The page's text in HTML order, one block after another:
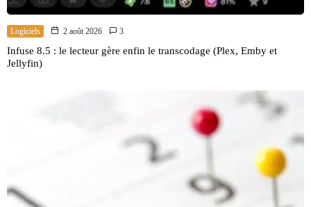
Logiciels 2 août 2026 3
Infuse 8.5 : le lecteur gère enfin le transcodage (Plex, Emby et
Jellyfin)